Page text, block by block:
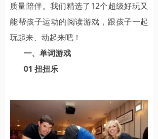
质量陪伴。我们精选了12个超级好玩又
能帮孩子运动的阅读游戏，跟孩子一起
玩起来、动起来吧！
一、单词游戏
01 扭扭乐